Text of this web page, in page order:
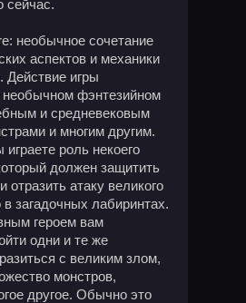
сейчас.
необычное сочетание
аспектов и механики
Действие игры
необычном фэнтезийном
и средневековым
и многим другим.
роль некоего
должен защитить
отразить атаку великого
в загадочных лабиринтах.
героем вам
одни и те же
с великим злом,
монстров,
другое. Обычно это